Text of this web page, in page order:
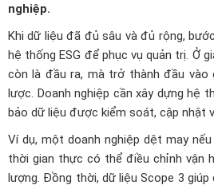
nghiệp.
Khi dữ liệu đã đủ sâu và đủ rộng,
hệ thống ESG để phục vụ quản trị. Ở
còn là đầu ra, mà trở thành đầu vào
lược. Doanh nghiệp cần xây dựng hệ
bảo dữ liệu được kiểm soát, cập nhật
Ví dụ, một doanh nghiệp dệt may
thời gian thực có thể điều chỉnh vận
lượng. Đồng thời, dữ liệu Scope 3